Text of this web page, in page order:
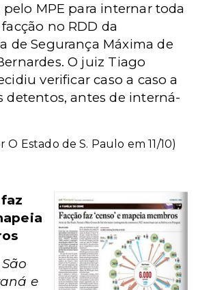
MPE para internar toda
no RDD da
de Segurança Máxima de
O juiz Tiago
verificar caso a caso a
detentos, antes de interná-
Estado de S. Paulo em 11/10)
e